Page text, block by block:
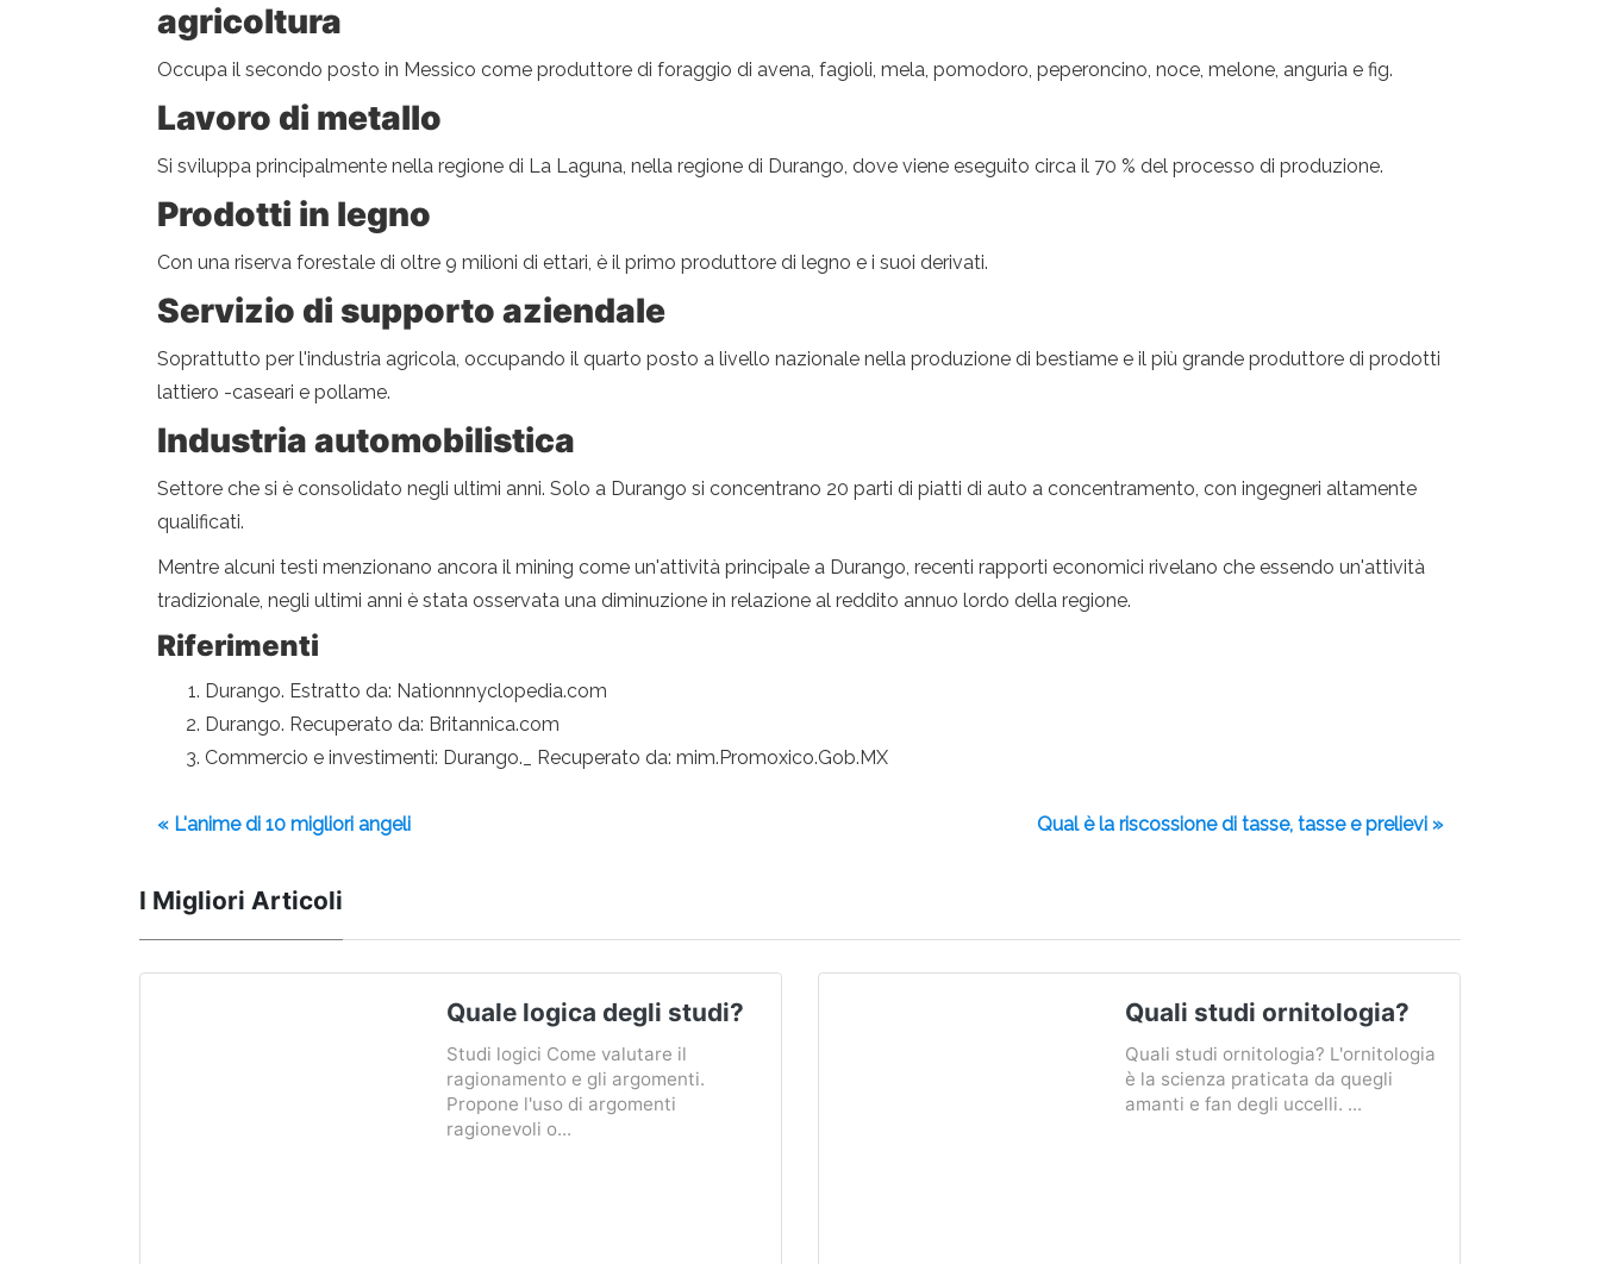
agricoltura
Occupa il secondo posto in Messico come produttore di foraggio di avena, fagioli, mela, pomodoro, peperoncino, noce, melone, anguria e fig.
Lavoro di metallo
Si sviluppa principalmente nella regione di La Laguna, nella regione di Durango, dove viene eseguito circa il 70 % del processo di produzione.
Prodotti in legno
Con una riserva forestale di oltre 9 milioni di ettari, è il primo produttore di legno e i suoi derivati.
Servizio di supporto aziendale
Soprattutto per l'industria agricola, occupando il quarto posto a livello nazionale nella produzione di bestiame e il più grande produttore di prodotti
lattiero -caseari e pollame.
Industria automobilistica
Settore che si è consolidato negli ultimi anni. Solo a Durango si concentrano 20 parti di piatti di auto a concentramento, con ingegneri altamente
qualificati.
Mentre alcuni testi menzionano ancora il mining come un'attività principale a Durango, recenti rapporti economici rivelano che essendo un'attività
tradizionale, negli ultimi anni è stata osservata una diminuzione in relazione al reddito annuo lordo della regione.
Riferimenti
Durango. Estratto da: Nationnnyclopedia.com
Durango. Recuperato da: Britannica.com
Commercio e investimenti: Durango._ Recuperato da: mim.Promoxico.Gob.MX
« L'anime di 10 migliori angeli Qual è la riscossione di tasse, tasse e prelievi »
I Migliori Articoli
Quale logica degli studi?
Studi logici Come valutare il
ragionamento e gli argomenti.
Propone l'uso di argomenti
ragionevoli o...
Quali studi ornitologia?
Quali studi ornitologia? L'ornitologia
è la scienza praticata da quegli
amanti e fan degli uccelli. ...